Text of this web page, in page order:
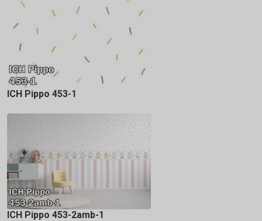
ICH Pippo 453-1
ICH Pippo 453-2amb-1